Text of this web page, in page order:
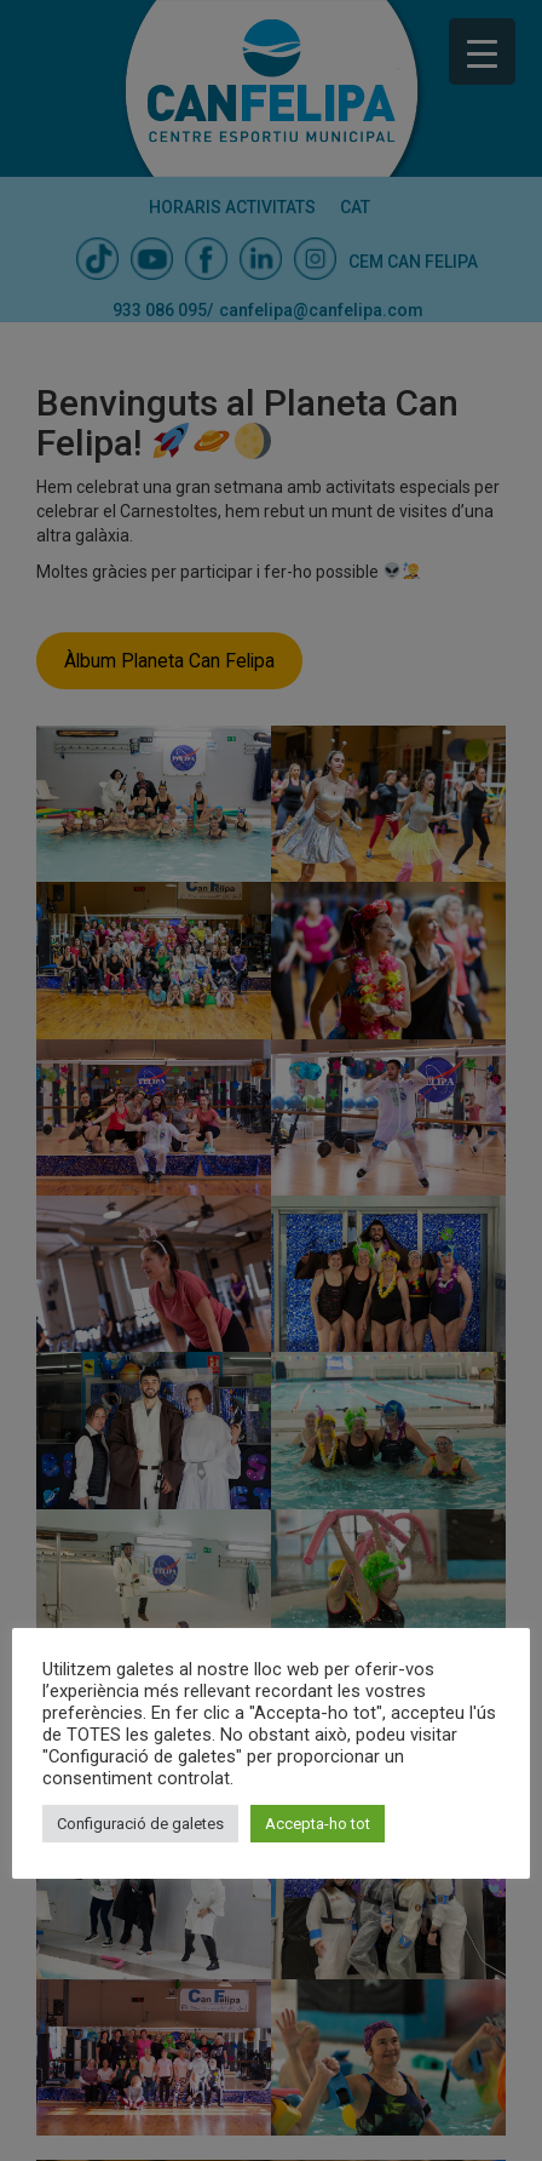
HORARIS ACTIVITATS CAT
CEM CAN FELIPA
933 086 095/ canfelipa@canfelipa.com
Benvinguts al Planeta Can
Felipa!
Hem celebrat una gran setmana amb activitats especials per
celebrar el Carnestoltes, hem rebut un munt de visites d’una
altra galàxia.
Moltes gràcies per participar i fer-ho possible
Àlbum Planeta Can Felipa
Utilitzem galetes al nostre lloc web per oferir-vos
l’experiència més rellevant recordant les vostres
preferències. En fer clic a "Accepta-ho tot", accepteu l'ús
de TOTES les galetes. No obstant això, podeu visitar
"Configuració de galetes" per proporcionar un
consentiment controlat.
Configuració de galetes Accepta-ho tot